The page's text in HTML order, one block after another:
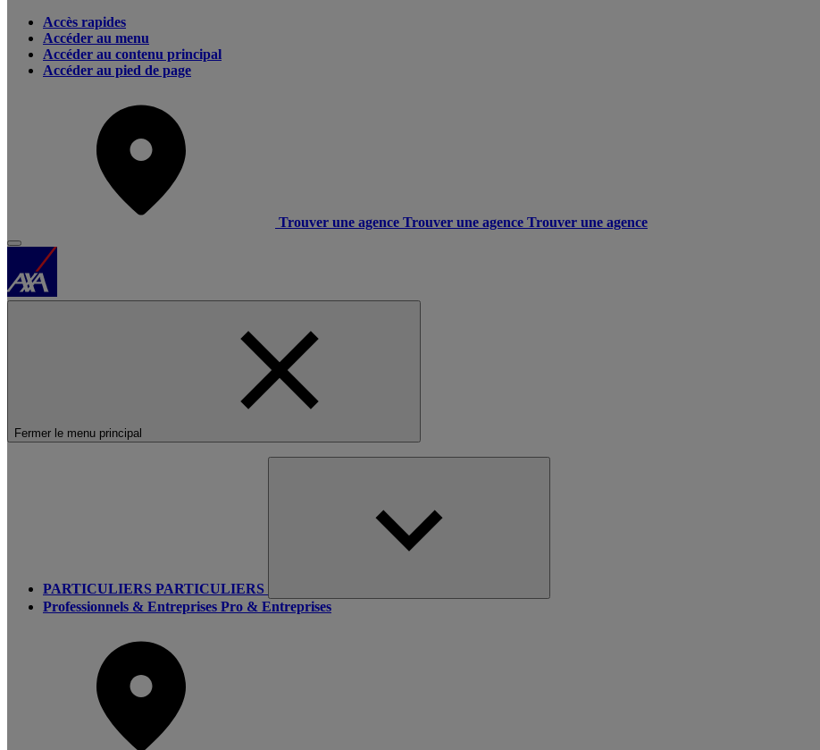
Accès rapides
Accéder au menu
Accéder au contenu principal
Accéder au pied de page
Trouver une agence Trouver une agence Trouver une agence
Fermer le menu principal
PARTICULIERS PARTICULIERS
Professionnels & Entreprises Pro & Entreprises